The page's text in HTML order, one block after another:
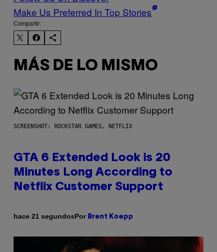
Make Us Preferred In Top Stories
Compartir:
MÁS DE LO MISMO
SCREENSHOT: ROCKSTAR GAMES, NETFLIX
GTA 6 Extended Look is 20
Minutes Long According to
Netflix Customer Support
hace 21 segundosPor Brent Koepp